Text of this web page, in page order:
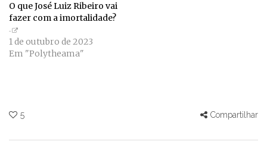
O que José Luiz Ribeiro vai
fazer com a imortalidade?
1 de outubro de 2023
Em "Polytheama"
5 Compartilhar